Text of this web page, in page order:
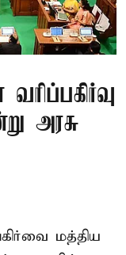
அரசு
மத்திய